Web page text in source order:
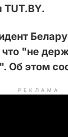
TUT.BY.
"не
Об этом
РЕКЛАМА